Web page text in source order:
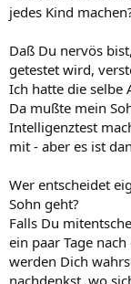
jedes Kind
Daß Du nervös
getestet wird,
Ich hatte die selbe
Da mußte mein
Intelligenztest
mit - aber es ist
Wer entscheidet
Sohn geht?
Falls Du
ein paar Tage
werden Dich
nachdenkst, wo